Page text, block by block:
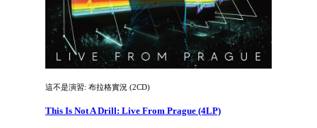
這不是演習: 布拉格實況 (2CD)
This Is Not A Drill: Live From Prague (4LP)